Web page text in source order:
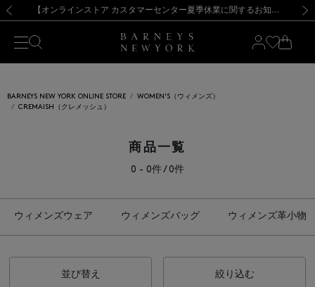
新規登録のお客様も対象！＜MY BARNEYS＞会員のお客様は11,000円（税込）以上のお買上げで常時送料無料！お買い物の際は会員登録を！
【夏季休業に伴う出荷一時停止のお知らせ】(2026.8.7) 【オンラインストア カスタマーセンター夏季休業に関するお知らせ】（2026.8.7）
【夏季休業に伴う返品・交換承り一時停止のお知らせ】（2026.8.5）
熊本県を中心とした地震の影響によるお荷物のお届けについて
【開催中】SUMMER SALEのご案内・ご注意事項 新規登録のお客様も対象！＜MY BARNEYS＞会員のお客様は11,000円（税込）以上のお買上げで常時送料無料！お買い物の際は会員登録を！
【夏季休業に伴う出荷一時停止のお知らせ】(2026.8.7)
BARNEYS NEW YORK ONLINE STORE
WOMEN'S（ウィメンズ）
CREMAISH（クレメッシュ）
商品一覧
0 - 0件 / 0件
ウィメンズウェア ウィメンズバッグ ウィメンズ革小物
並び替え 絞り込む